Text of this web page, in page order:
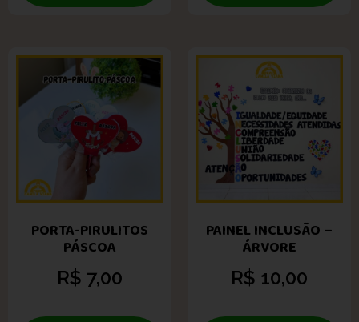
PORTA-PIRULITOS
PÁSCOA
R$ 7,00
PAINEL INCLUSÃO –
ÁRVORE
R$ 10,00